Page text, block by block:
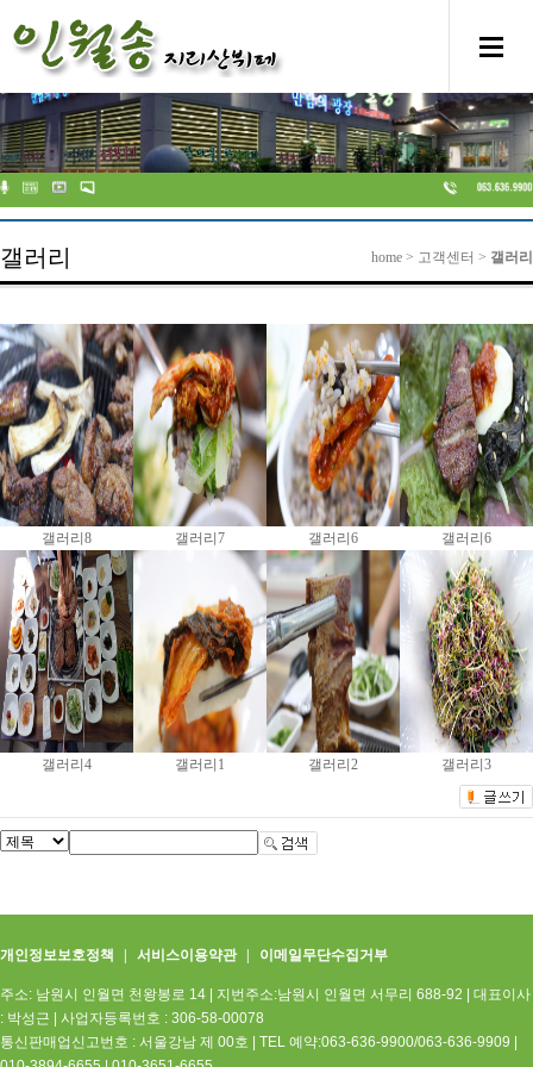
갤러리 home > 고객센터 > 갤러리
갤러리8 갤러리7 갤러리6 갤러리6
갤러리4 갤러리1 갤러리2 갤러리3
개인정보보호정책 서비스이용약관 이메일무단수집거부
주소: 남원시 인월면 천왕봉로 14 | 지번주소:남원시 인월면 서무리 688-92 | 대표이사
: 박성근 | 사업자등록번호 : 306-58-00078
통신판매업신고번호 : 서울강남 제 00호 | TEL 예약:063-636-9900/063-636-9909 |